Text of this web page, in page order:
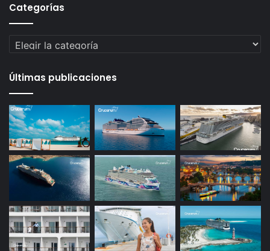
Categorías
Categorías
Últimas publicaciones